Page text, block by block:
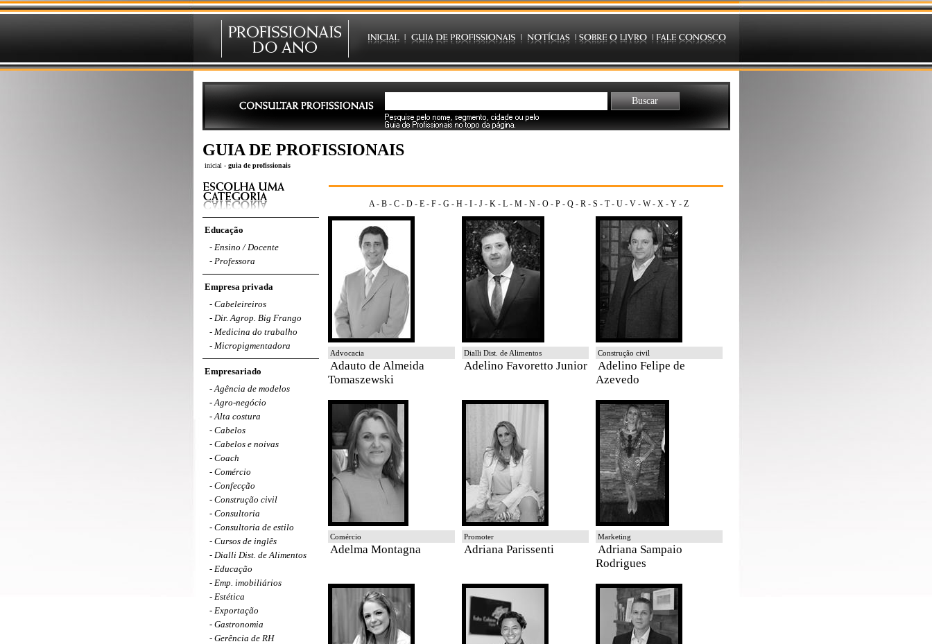
GUIA DE PROFISSIONAIS
inicial - guia de profissionais
Educação
- Ensino / Docente
- Professora
Empresa privada
- Cabeleireiros
- Dir. Agrop. Big Frango
- Medicina do trabalho
- Micropigmentadora
Empresariado
-Agência de modelos
-Agro-negócio
-Alta costura
- Cabelos
- Cabelos e noivas
- Coach
- Comércio
- Confecção
- Construção civil
- Consultoria
- Consultoria de estilo
- Cursos de inglês
- Dialli Dist. de Alimentos
- Educação
- Emp. imobiliários
- Estética
- Exportação
- Gastronomia
- Gerência de RH
A- B - C - D - E - F - G - H - I - J - K - L - M - N - O - P - Q - R - S - T- U - V - W- X - Y - Z
Advocacia
Adauto de Almeida
Tomaszewski
Dialli Dist. de Alimentos
Adelino Favoretto Junior
Construção civil
Adelino Felipe de
Azevedo
Comércio
Adelma Montagna
Promoter
Adriana Parissenti
Marketing
Adriana Sampaio
Rodrigues